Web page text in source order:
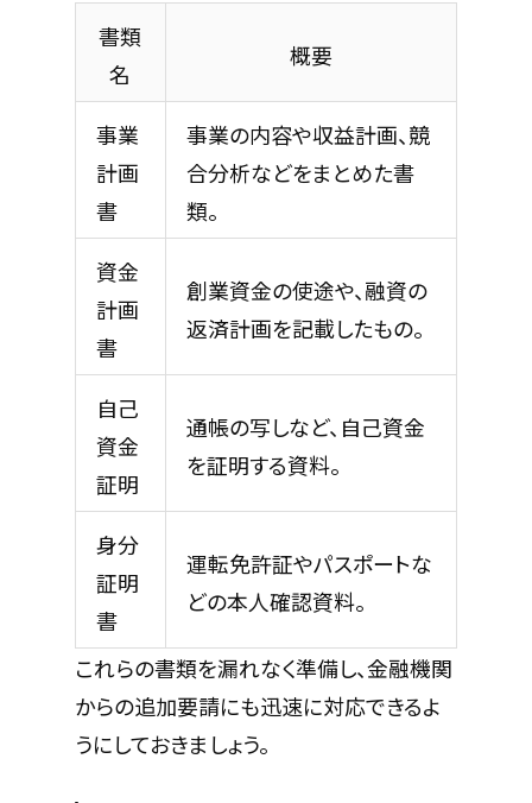
書類
名
概要
事業
計画
書
事業の内容や収益計画、競
合分析などをまとめた書
類。
資金
計画
書
創業資金の使途や、融資の
返済計画を記載したもの。
自己
資金
証明
通帳の写しなど、自己資金
を証明する資料。
身分
証明
書
運転免許証やパスポートな
どの本人確認資料。
これらの書類を漏れなく準備し、金融機関
からの追加要請にも迅速に対応できるよ
うにしておきましょう。